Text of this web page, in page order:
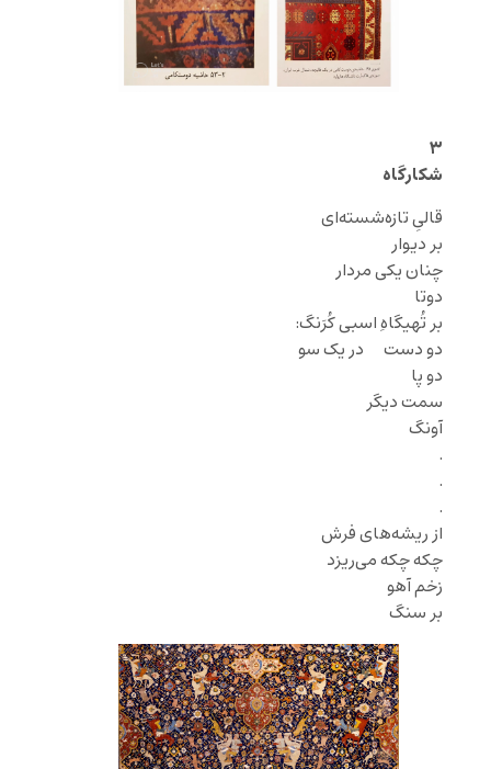
۳
شکارگاه
قالیِ تازه‌شسته‌ای
بر دیوار
چنان یکی مردار
دوتا
بر تُهیگاهِ اسبیکُرَنگ:
دو دست ‌‌ ‌‌ ‌‌ ‌‌ ‌‌در یک سو
دو پا
سمت دیگر
آونگ
‌.
‌.
.
از ریشه‌های فرش
چکه چکه می‌ریزد
زخم آهو
بر سنگ